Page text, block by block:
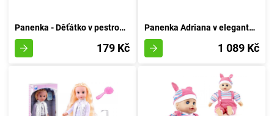
Panenka - Děťátko v pestrobarevných pantoflích s dudlíkem
179 Kč
Panenka Adriana v elegantní róbě
1 089 Kč